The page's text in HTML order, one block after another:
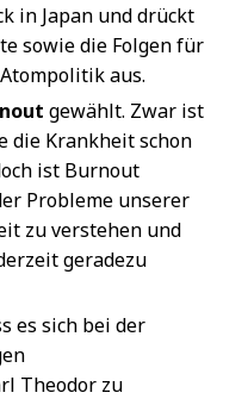
in Japan und drückt
sowie die Folgen für
aus.
gewählt. Zwar ist
die Krankheit schon
ist Burnout
Probleme unserer
zu verstehen und
geradezu
es sich bei der
Theodor zu